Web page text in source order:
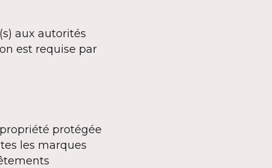
aux autorités
est requise par
protégée
les marques